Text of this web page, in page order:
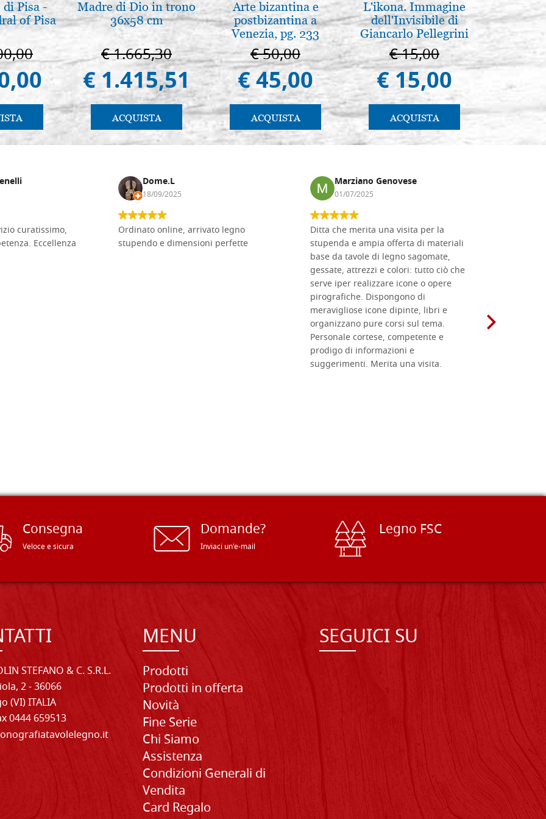
Pisa -
of Pisa
Madre di Dio in trono
36x58 cm
€ 1.665,30
€ 1.415,51
ACQUISTA
Arte bizantina e
postbizantina a
Venezia, pg. 233
€ 50,00
€ 45,00
ACQUISTA
L'ikona. Immagine
dell'Invisibile di
Giancarlo Pellegrini
€ 15,00
€ 15,00
ACQUISTA
€
€
curatissimo,
Eccellenza
Dome.L
18/09/2025
Ordinato online, arrivato legno
stupendo e dimensioni perfette
Marziano Genovese
01/07/2025
Ditta che merita una visita per la
stupenda e ampia offerta di materiali
base da tavole di legno sagomate,
gessate, attrezzi e colori: tutto ciò che
serve iper realizzare icone o opere
pirografiche. Dispongono di
meravigliose icone dipinte, libri e
organizzano pure corsi sul tema.
Personale cortese, competente e
prodigo di informazioni e
suggerimenti. Merita una visita.
Consegna
Veloce e sicura
Domande?
Inviaci un'e-mail
Legno FSC
STEFANO & C. S.R.L.
2 - 36066
(VI) ITALIA
0444 659513
MENU
Prodotti
Prodotti in offerta
Novità
Fine Serie
Chi Siamo
Assistenza
Condizioni Generali di
Vendita
Card Regalo
SEGUICI SU